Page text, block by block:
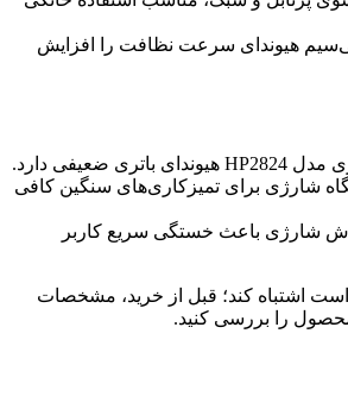
هیوندای سرعت نظافت را افزایش
شارژی برای تمیزکاری‌های سنگین کافی
شارژی باعث خستگی سریع کاربر
اشتباه کند؛ قبل از خرید، مشخصات
را بررسی کنید.